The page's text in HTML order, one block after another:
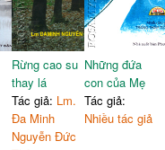
Rừng cao su
thay lá
Tác giả: Lm.
Đa Minh
Nguyễn Đức
Những đứa
con của Mẹ
Tác giả:
Nhiều tác giả